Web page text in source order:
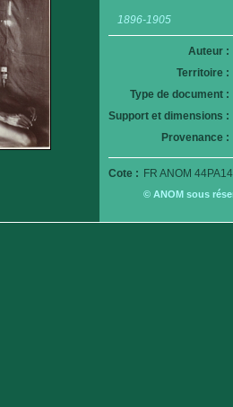
1896-1905
Auteur :
Territoire :
Type de document :
Support et dimensions :
Provenance :
Cote : FR ANOM
© ANOM sous